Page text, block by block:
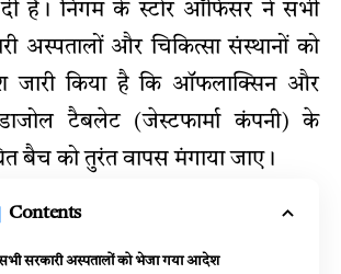
है। निगम के स्टोर ऑफिसर ने सभी
अस्पतालों और चिकित्सा संस्थानों को
जारी किया है कि ऑफलाक्सिन और
टैबलेट (जेस्टफार्मा कंपनी) के
बैच को तुरंत वापस मंगाया जाए।
Contents
सरकारी अस्पतालों को भेजा गया आदेश